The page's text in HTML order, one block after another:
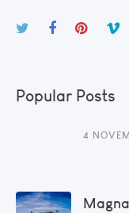
Popular Posts
4